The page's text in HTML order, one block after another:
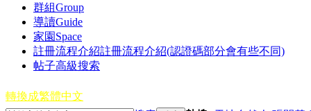
群組Group
導讀Guide
家園 Space
註冊流程介紹註冊流程介紹(認證碼部分會有些不同)
帖子高級搜索
轉換成繁體中文